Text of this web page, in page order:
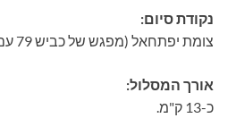
נקודת סיום:
צומת יפתחאל (מפגש של כביש 79 עם כביש 784).
אורך המסלול:
כ-13 ק"מ.